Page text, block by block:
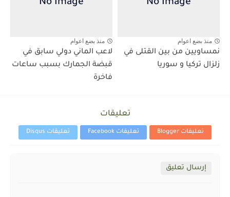
منذ بضع اعوام
نمساويين من بين القتلى في
زلزال تركيا و سوريا
منذ بضع اعوام
لاعب الماني دولي سابق في
قبضة الجمارك بسبب ساعات
فاخرة
تعليقات
تعليقات Blogger تعليقات Facebook تعليقات Disqus
إرسال تعليق